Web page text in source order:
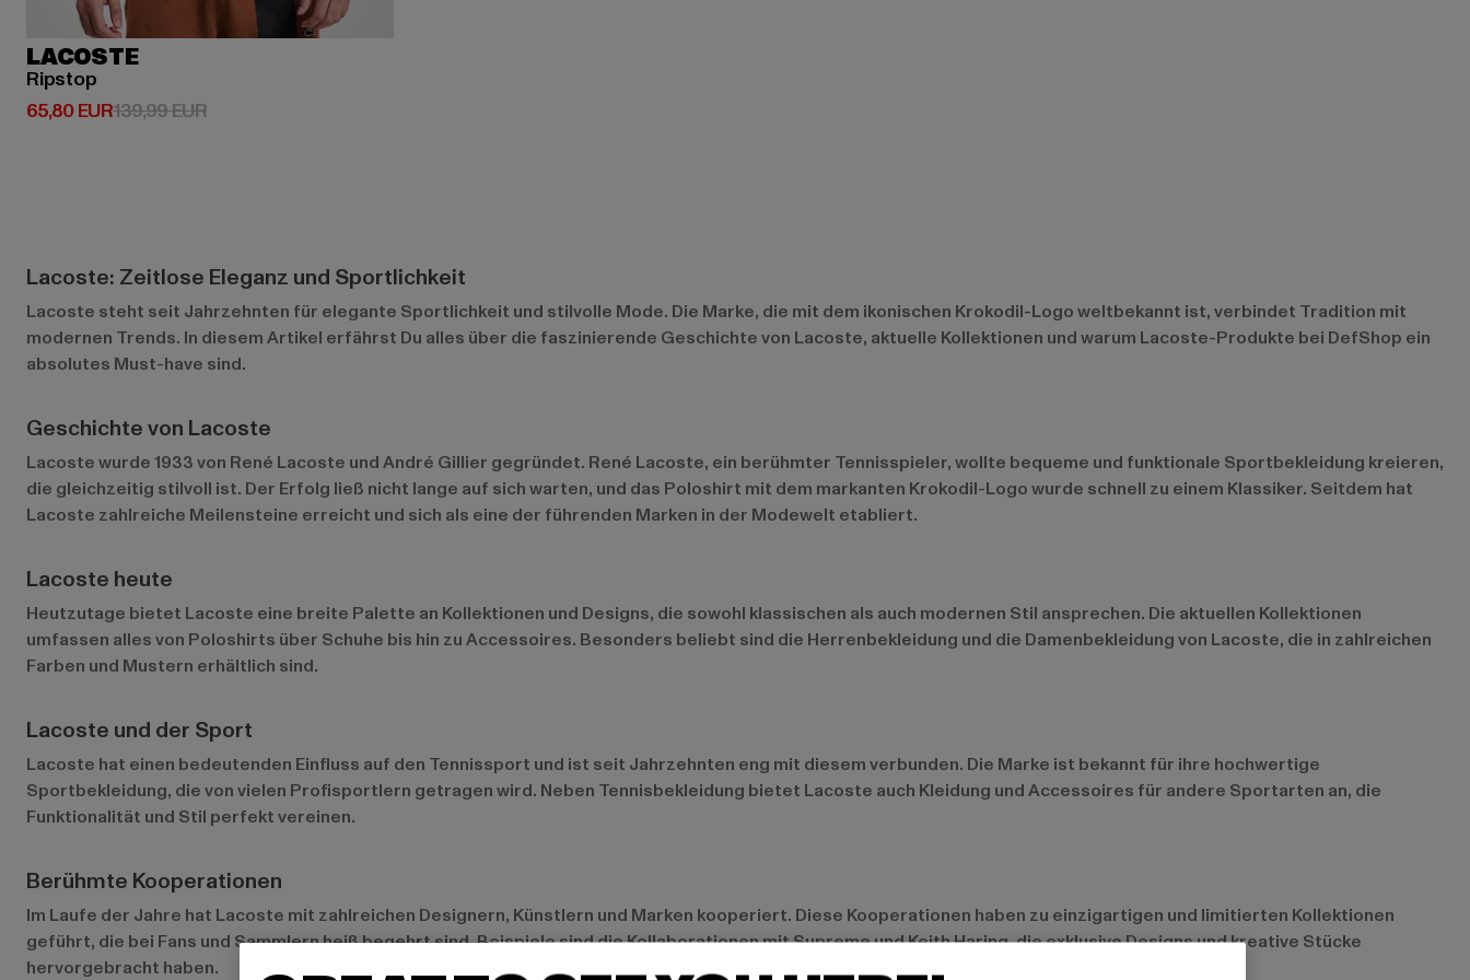
LACOSTE
Ripstop
65,80 EUR
Derzeitiger Preis: 65,80 EUR
139,99 EURAktionspreis: 139,99 EUR
Lacoste: Zeitlose Eleganz und Sportlichkeit
Lacoste steht seit Jahrzehnten für elegante Sportlichkeit und stilvolle Mode. Die Marke, die mit dem ikonischen Krokodil-Logo weltbekannt ist, verbindet Tradition mit
modernen Trends. In diesem Artikel erfährst Du alles über die faszinierende Geschichte von Lacoste, aktuelle Kollektionen und warum Lacoste-Produkte bei DefShop ein
absolutes Must-have sind.
Geschichte von Lacoste
Lacoste wurde 1933 von René Lacoste und André Gillier gegründet. René Lacoste, ein berühmter Tennisspieler, wollte bequeme und funktionale Sportbekleidung kreieren,
die gleichzeitig stilvoll ist. Der Erfolg ließ nicht lange auf sich warten, und das Poloshirt mit dem markanten Krokodil-Logo wurde schnell zu einem Klassiker. Seitdem hat
Lacoste zahlreiche Meilensteine erreicht und sich als eine der führenden Marken in der Modewelt etabliert.
Lacoste heute
Heutzutage bietet Lacoste eine breite Palette an Kollektionen und Designs, die sowohl klassischen als auch modernen Stil ansprechen. Die aktuellen Kollektionen
umfassen alles von Poloshirts über Schuhe bis hin zu Accessoires. Besonders beliebt sind die Herrenbekleidung und die Damenbekleidungvon Lacoste, die in zahlreichen
Farben und Mustern erhältlich sind.
Lacoste und der Sport
Lacoste hat einen bedeutenden Einfluss auf den Tennissport und ist seit Jahrzehnten eng mit diesem verbunden. Die Marke ist bekannt für ihre hochwertige
Sportbekleidung, die von vielen Profisportlern getragen wird. Neben Tennisbekleidung bietet Lacoste auch Kleidung und Accessoires für andere Sportarten an, die
Funktionalität und Stil perfekt vereinen.
Berühmte Kooperationen
Im Laufe der Jahre hat Lacoste mit zahlreichen Designern, Künstlern und Marken kooperiert. Diese Kooperationen haben zu einzigartigen und limitierten Kollektionen
geführt, die bei Fans und Sammlern heiß begehrt sind. Beispiele sind die Kollaborationen mit Supreme und Keith Haring, die exklusive Designs und kreative Stücke
hervorgebracht haben.